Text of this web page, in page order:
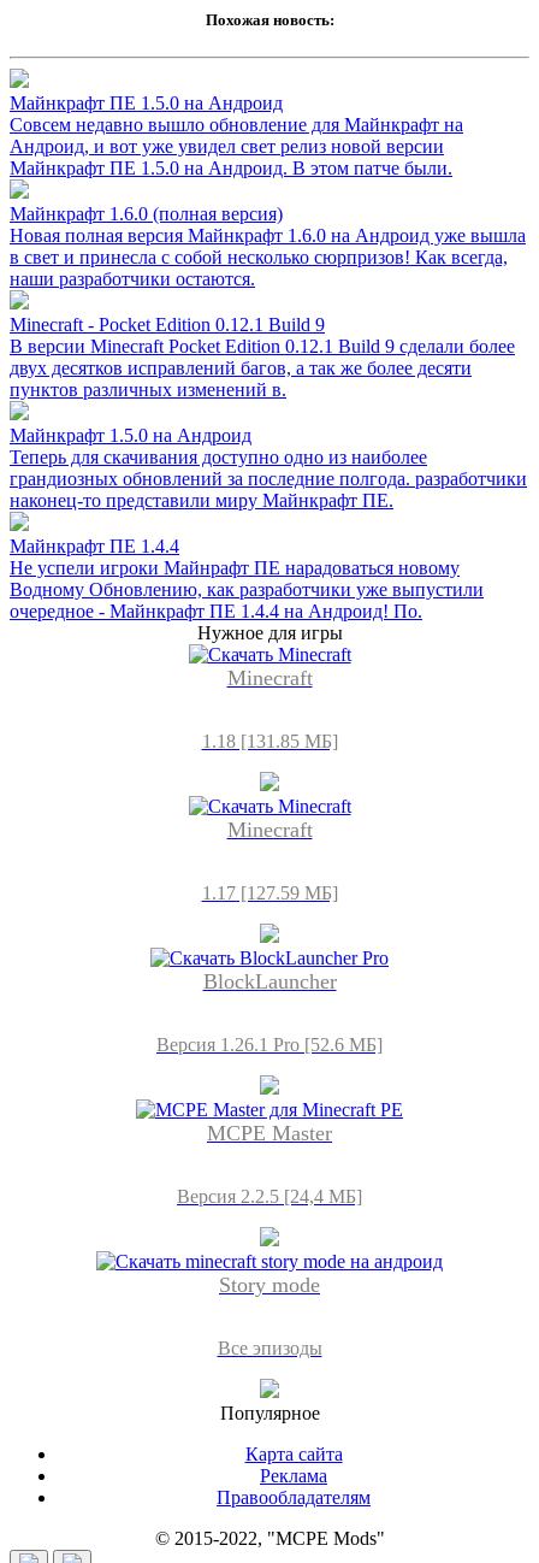
Похожая новость:
Майнкрафт ПЕ 1.5.0 на Андроид
Совсем недавно вышло обновление для Майнкрафт на
Андроид, и вот уже увидел свет релиз новой версии
Майнкрафт ПЕ 1.5.0 на Андроид. В этом патче были.
Майнкрафт 1.6.0 (полная версия)
Новая полная версия Майнкрафт 1.6.0 на Андроид уже вышла
в свет и принесла с собой несколько сюрпризов! Как всегда,
наши разработчики остаются.
Minecraft - Pocket Edition 0.12.1 Build 9
В версии Minecraft Pocket Edition 0.12.1 Build 9 сделали более
двух десятков исправлений багов, а так же более десяти
пунктов различных изменений в.
Майнкрафт 1.5.0 на Андроид
Теперь для скачивания доступно одно из наиболее
грандиозных обновлений за последние полгода. разработчики
наконец-то представили миру Майнкрафт ПЕ.
Майнкрафт ПЕ 1.4.4
Не успели игроки Майнрафт ПЕ нарадоваться новому
Водному Обновлению, как разработчики уже выпустили
очередное - Майнкрафт ПЕ 1.4.4 на Андроид! По.
Нужное для игры
Minecraft
1.18 [131.85 МБ]
Minecraft
1.17 [127.59 МБ]
BlockLauncher
Версия 1.26.1 Pro [52.6 МБ]
MCPE Master
Версия 2.2.5 [24,4 МБ]
Story mode
Все эпизоды
Популярное
Карта сайта
Реклама
Правообладателям
© 2015-2022, "MCPE Mods"